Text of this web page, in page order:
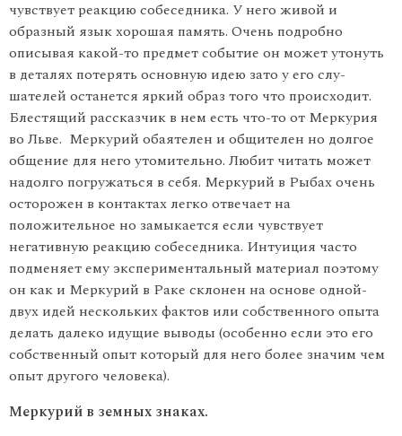
чувствует реакцию собеседника. У него живой и
образный язык хорошая память. Очень подробно
описывая какой-то предмет событие он может утонуть
в деталях потерять основную идею зато у его слу­
шателей останется яркий образ того что происходит.
Блестящий рассказчик в нем есть что-то от Меркурия
во Льве. Меркурий обаятелен и общителен но долгое
общение для него утомительно. Любит читать может
надолго погружаться в себя. Меркурий в Рыбах очень
осторожен в контактах легко отвечает на
положительное но замыкается если чувствует
негативную реакцию собеседника. Интуиция часто
подменяет ему эксперимен­тальный материал поэтому
он как и Меркурий в Раке склонен на основе одной-
двух идей нескольких фактов или собственного опыта
делать далеко идущие выводы (особенно если это его
собственный опыт который для него более значим чем
опыт другого человека).
Меркурий в земных знаках.